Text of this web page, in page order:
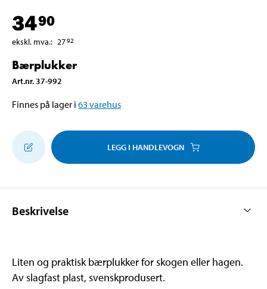
3490
ekskl. mva.: 2792
Bærplukker
Art.nr. 37-992
Finnes på lager i 63 varehus
LEGG I HANDLEVOGN
Beskrivelse
Liten og praktisk bærplukker for skogen eller hagen.
Av slagfast plast, svenskprodusert.